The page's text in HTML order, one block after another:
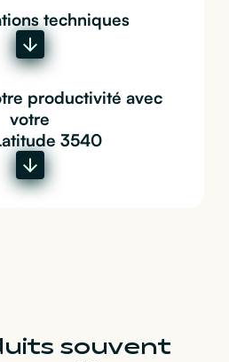
techniques
productivité avec
votre
3540
souvent